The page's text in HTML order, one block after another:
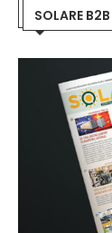
SOLARE